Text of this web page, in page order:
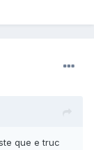
que e truc